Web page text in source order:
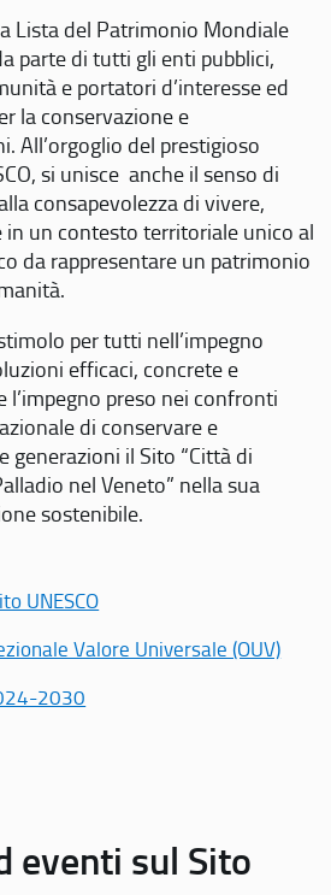
Lista del Patrimonio Mondiale
parte di tutti gli enti pubblici,
e portatori d’interesse ed
la conservazione e
All’orgoglio del prestigioso
si unisce anche il senso di
consapevolezza di vivere,
un contesto territoriale unico al
da rappresentare un patrimonio
per tutti nell’impegno
efficaci, concrete e
l’impegno preso nei confronti
di conservare e
generazioni il Sito “Città di
nel Veneto” nella sua
sostenibile.
UNESCO
Valore Universale (OUV)
2030
eventi sul Sito